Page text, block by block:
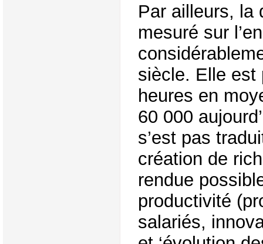
Par ailleurs, la
mesuré sur
siècle. Elle est
heures en
60 000
s’est pas
création de
rendue
productivité
salariés,